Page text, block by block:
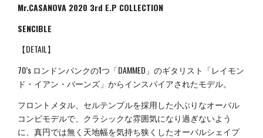
Mr.CASANOVA 2020 3rd E.P COLLECTION
SENCIBLE
【DETAIL】
70’s ロンドンパンクの1つ「DAMMED」のギタリスト「レイモン
ド・イアン・バーンズ」からインスパイアされたモデル。
フロントメタル、セルテンプルを採用した小ぶりなオーバル
コンビモデルで、クラシックな雰囲気になり過ぎないよう
に、真円では無く天地幅を気持ち狭くしたオーバルシェイプ